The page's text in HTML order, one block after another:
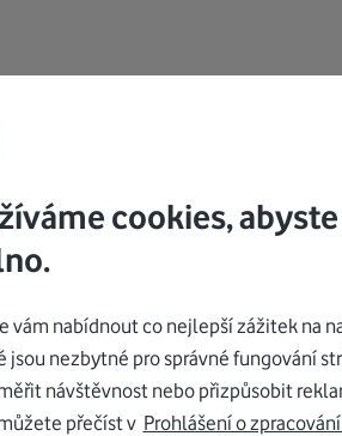
cookies,
vám nabídnout co nejlepší zážitek na
jsou nezbytné pro správné fungování
návštěvnost nebo přizpůsobit
přečíst v Prohlášení o